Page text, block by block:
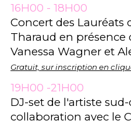
16H00 - 18H00
Concert des Lauréats
Tharaud en présence
Vanessa Wagner et
Gratuit, sur inscription en
19H00 -21H00
DJ-set de l'artiste
collaboration avec le